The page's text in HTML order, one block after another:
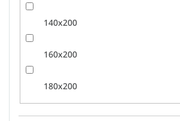
140x200
160x200
180x200